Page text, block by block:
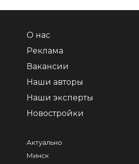
О нас
Реклама
Вакансии
Наши авторы
Наши эксперты
Новостройки
Актуально
Минск